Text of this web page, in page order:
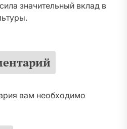
значительный вклад в
вам необходимо